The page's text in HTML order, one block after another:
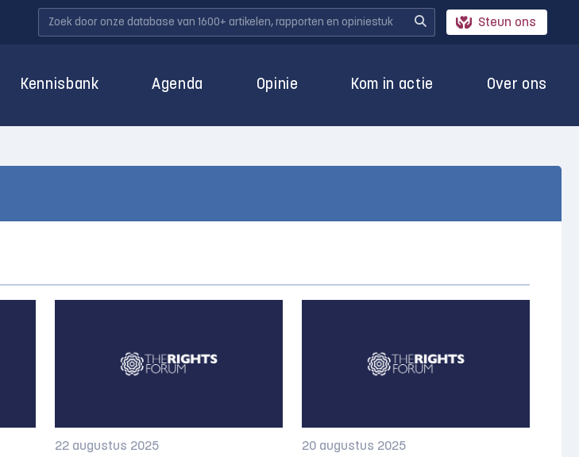
Steun ons
Kennisbank Agenda Opinie Kom in actie Over ons
22 augustus 2025 20 augustus 2025